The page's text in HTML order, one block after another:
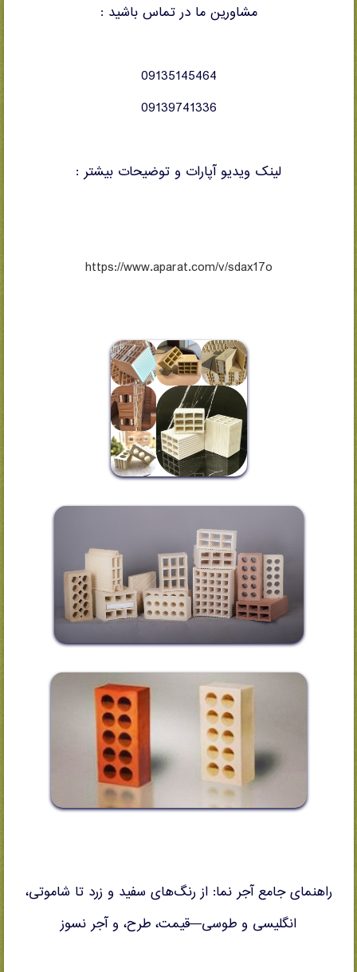
مشاورین ما در تماس باشید :
09135145464
09139741336
لینک ویدیو آپارات و توضیحات بیشتر :
https://www.aparat.com/v/sdax17o
راهنمای جامع آجر نما: از رنگ‌های سفید و زرد تا شاموتی،
انگلیسی و طوسی—قیمت، طرح، و آجر نسوز